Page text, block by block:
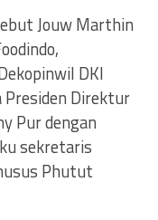
Jouw Marthin
DKI
Presiden Direktur
Pur dengan
sekretaris
Phutut